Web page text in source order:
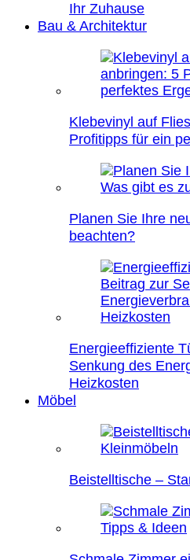
Ihr Zuhause
Bau & Architektur
Klebevinyl auf
Profitipps für ein
Planen Sie Ihre
beachten?
Energieeffiziente
Senkung des
Heizkosten
Möbel
Beistelltische –